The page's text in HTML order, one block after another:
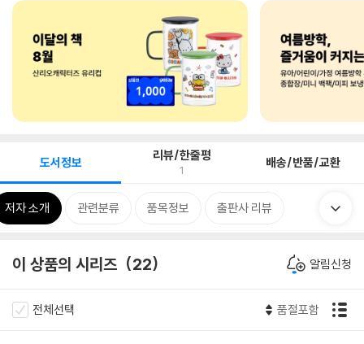
도서정보 리뷰/한줄평
1 배송/반품/교환
저자 소개 관련분류 품목정보 출판사 리뷰
이 상품의 시리즈 22 알림신청
전체선택 품절포함